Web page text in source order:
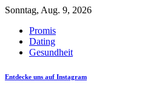
Sonntag, Aug. 9, 2026
Promis
Dating
Gesundheit
Entdecke uns auf Instagram